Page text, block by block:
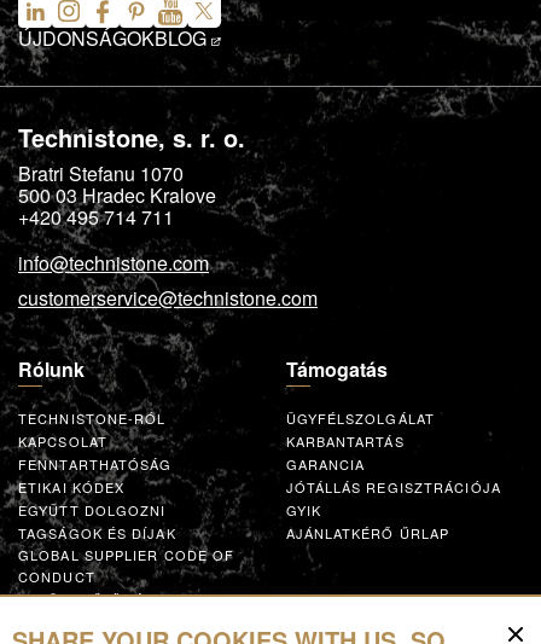
ÚJDONSÁGOKBLOG
Technistone, s. r. o.
Bratri Stefanu 1070
500 03Hradec Kralove
+420 495 714 711
info@technistone.com
customerservice@technistone.com
Rólunk
TECHNISTONE-RÓL
KAPCSOLAT
FENNTARTHATÓSÁG
ETIKAI KÓDEX
EGYÜTT DOLGOZNI
TAGSÁGOK ÉS DÍJAK
GLOBAL SUPPLIER CODE OF
CONDUCT
EGYÜTTMŰKÖDÉS
Támogatás
ÜGYFÉLSZOLGÁLAT
KARBANTARTÁS
GARANCIA
JÓTÁLLÁS REGISZTRÁCIÓJA
GYIK
AJÁNLATKÉRŐ ŰRLAP